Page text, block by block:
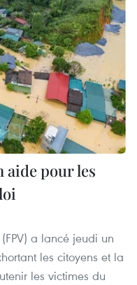
aide pour les
a lancé jeudi un
les citoyens et la
les victimes du